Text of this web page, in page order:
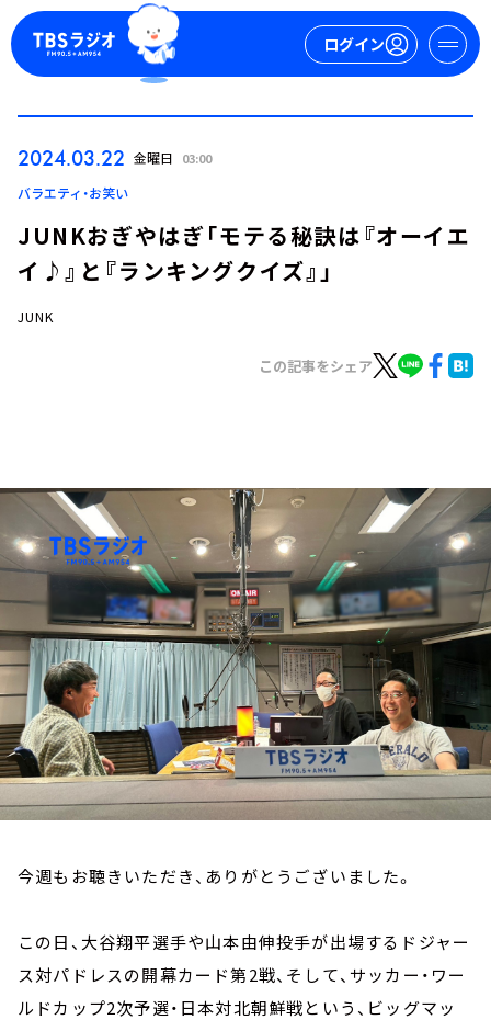
ログイン
ログイン
お知らせ
イベント・グッズ
YouTube
会社情報
2024.03.22 金曜日 03:00
バラエティ・お笑い
JUNKおぎやはぎ「モテる秘訣は『オーイエ
イ♪』と『ランキングクイズ』」
JUNK
この記事をシェア
今週もお聴きいただき、ありがとうございました。
この日、大谷翔平選手や山本由伸投手が出場するドジャー
ス対パドレスの開幕カード第2戦、そして、サッカー・ワー
ルドカップ2次予選・日本対北朝鮮戦という、ビッグマッ